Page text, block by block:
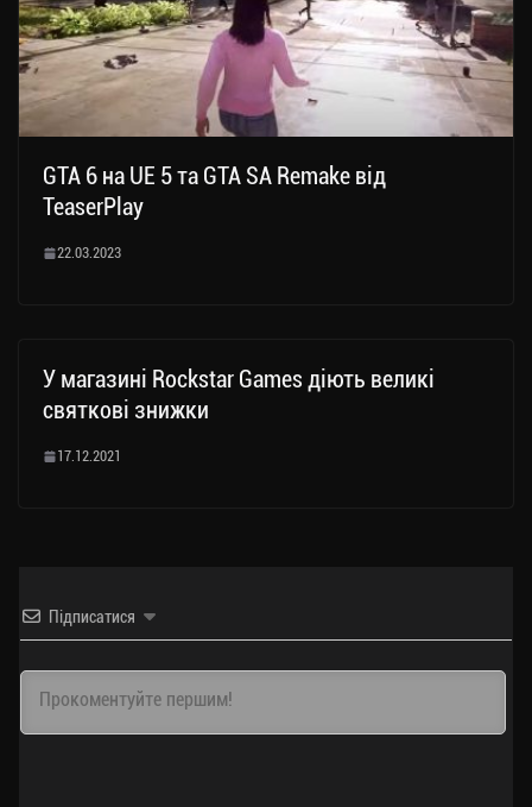
GTA 6 на UE 5 та GTA SA Remake від
TeaserPlay
22.03.2023
У магазині Rockstar Games діють великі
святкові знижки
17.12.2021
Підписатися